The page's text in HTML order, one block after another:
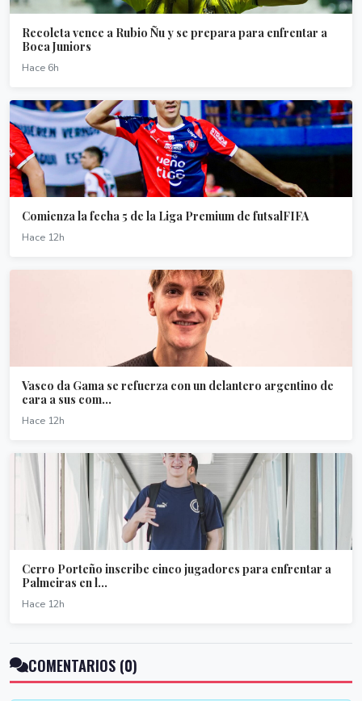
Recoleta vence a Rubio Ñu y se prepara para enfrentar a
Boca Juniors
Hace 6h
Comienza la fecha 5 de la Liga Premium de futsalFIFA
Hace 12h
Vasco da Gama se refuerza con un delantero argentino de
cara a sus com...
Hace 12h
Cerro Porteño inscribe cinco jugadores para enfrentar a
Palmeiras en l...
Hace 12h
COMENTARIOS (0)